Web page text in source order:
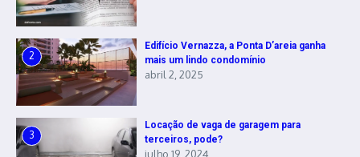
2
Edifício Vernazza, a Ponta D’areia ganha
mais um lindo condomínio
abril 2, 2025
3
Locação de vaga de garagem para
terceiros, pode?
julho 19, 2024